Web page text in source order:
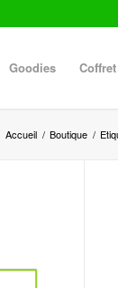
Goodies
Accueil / Boutique /